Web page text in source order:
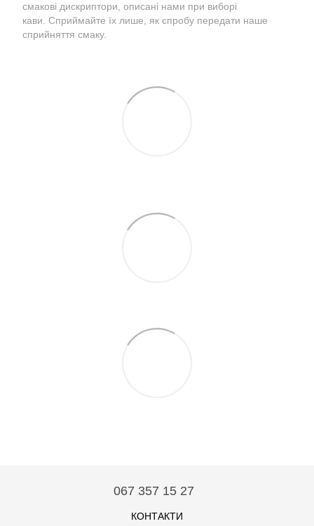
смакові дискриптори, описані нами при виборі
кави. Сприймайте їх лише, як спробу передати наше
сприйняття смаку.
067 357 15 27
КОНТАКТИ